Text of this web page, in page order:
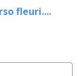
fleuri....